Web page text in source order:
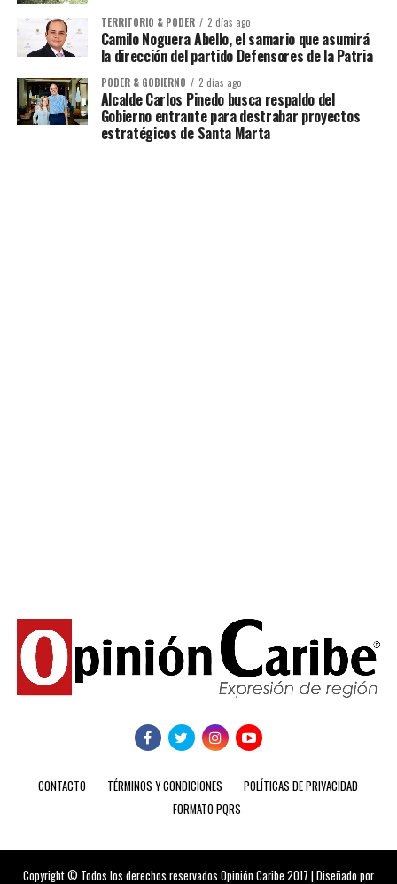
TERRITORIO & PODER 2 días ago
Camilo Noguera Abello, el samario que asumirá
la dirección del partido Defensores de la Patria
PODER & GOBIERNO 2 días ago
Alcalde Carlos Pinedo busca respaldo del
Gobierno entrante para destrabar proyectos
estratégicos de Santa Marta
CONTACTO TÉRMINOS Y CONDICIONES
POLÍTICAS DE PRIVACIDAD
FORMATO PQRS
Copyright © Todos los derechos reservados Opinión Caribe 2017 | Diseñado por